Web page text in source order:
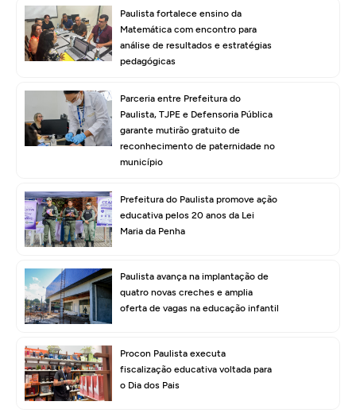
Paulista fortalece ensino da
Matemática com encontro para
análise de resultados e estratégias
pedagógicas
Parceria entre Prefeitura do
Paulista, TJPE e Defensoria Pública
garante mutirão gratuito de
reconhecimento de paternidade no
município
Prefeitura do Paulista promove ação
educativa pelos 20 anos da Lei
Maria da Penha
Paulista avança na implantação de
quatro novas creches e amplia
oferta de vagas na educação infantil
Procon Paulista executa
fiscalização educativa voltada para
o Dia dos Pais